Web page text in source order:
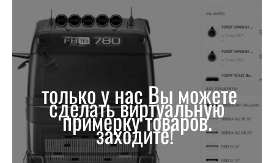
только у нас Вы можете
сделать виртуальную
примерку товаров.
заходите!